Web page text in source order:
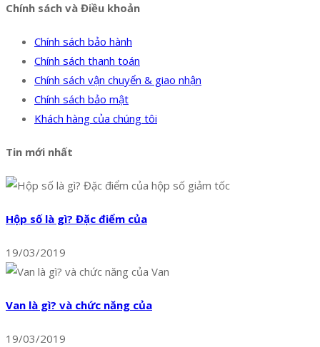
Chính sách và Điều khoản
Chính sách bảo hành
Chính sách thanh toán
Chính sách vận chuyển & giao nhận
Chính sách bảo mật
Khách hàng của chúng tôi
Tin mới nhất
Hộp số là gì? Đặc điểm của
19/03/2019
Van là gì? và chức năng của
19/03/2019